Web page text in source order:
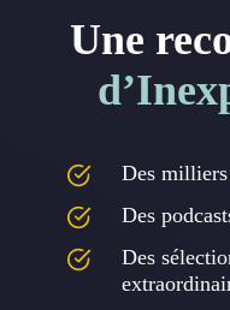
Une
Des
Des
Des